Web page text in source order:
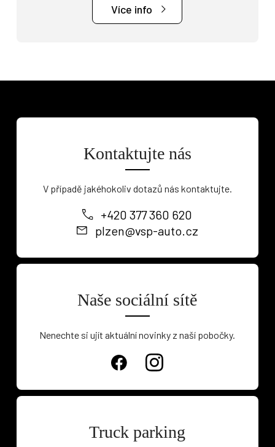
Více info
Kontaktujte nás
V případě jakéhokoliv dotazů nás kontaktujte.
+420 377 360 620
plzen@vsp-auto.cz
Naše sociální sítě
Nenechte si ujít aktuální novinky z naší pobočky.
Truck parking